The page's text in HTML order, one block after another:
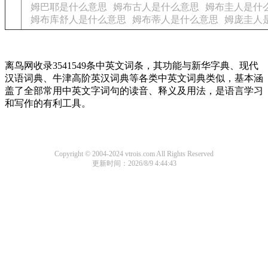
姆巴耶是什么意思
姆布古人是什么意思
姆布圭人是什
姆布库舒人是什么意思
姆布蒂人是什么意思 姆庞圭人
离鸟网收录3541549条中英文词条，其功能与新华字典、现代
汉语词典、牛津高阶英汉词典等各类中英文词典类似，基本涵
盖了全部常用中英文字词句的读音、释义及用法，是语言学习
和写作的有利工具。
Copyright © 2004-2024 vtrois.com All Rights Reserved
更新时间：2026/8/9 4:44:43